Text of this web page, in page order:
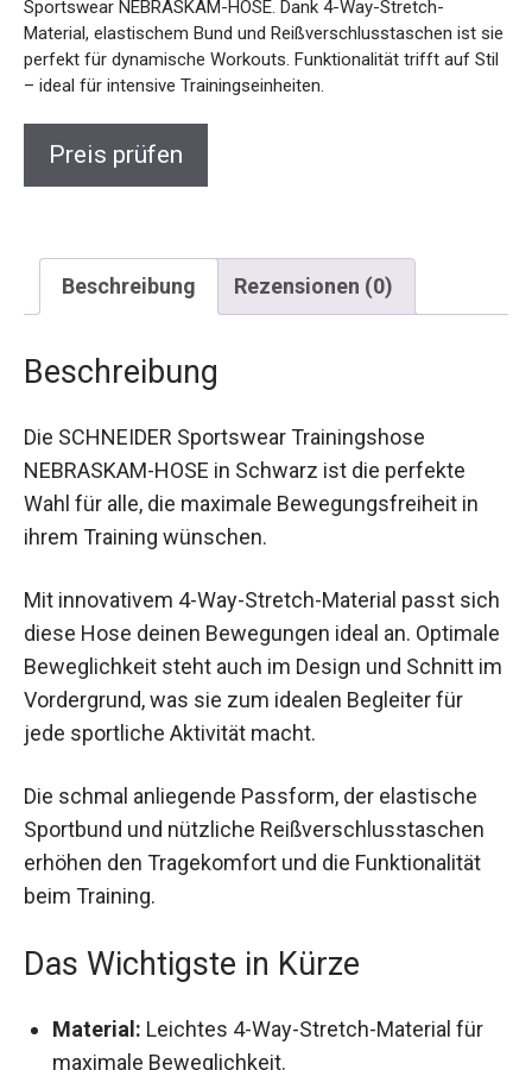
sie perfekt für dynamische Workouts. Funktionalität trifft
auf Stil – ideal für intensive Trainingseinheiten.
Beschreibung
Die SCHNEIDER Sportswear Trainingshose
NEBRASKAM-HOSE in Schwarz ist die perfekte
Wahl für alle, die maximale Bewegungsfreiheit in
ihrem Training wünschen.
Mit innovativem 4-Way-Stretch-Material passt
sich diese Hose deinen Bewegungen ideal an.
Optimale Beweglichkeit steht auch im Design und
Schnitt im Vordergrund, was sie zum idealen
Begleiter für jede sportliche Aktivität macht.
Die schmal anliegende Passform, der elastische
Sportbund und nützliche Reißverschlusstaschen
erhöhen den Tragekomfort und die Funktionalität
beim Training.
Das Wichtigste in Kürze
Material: Leichtes 4-Way-Stretch-Material für
maximale Beweglichkeit.
Design:
Schmal anliegende Passform mit